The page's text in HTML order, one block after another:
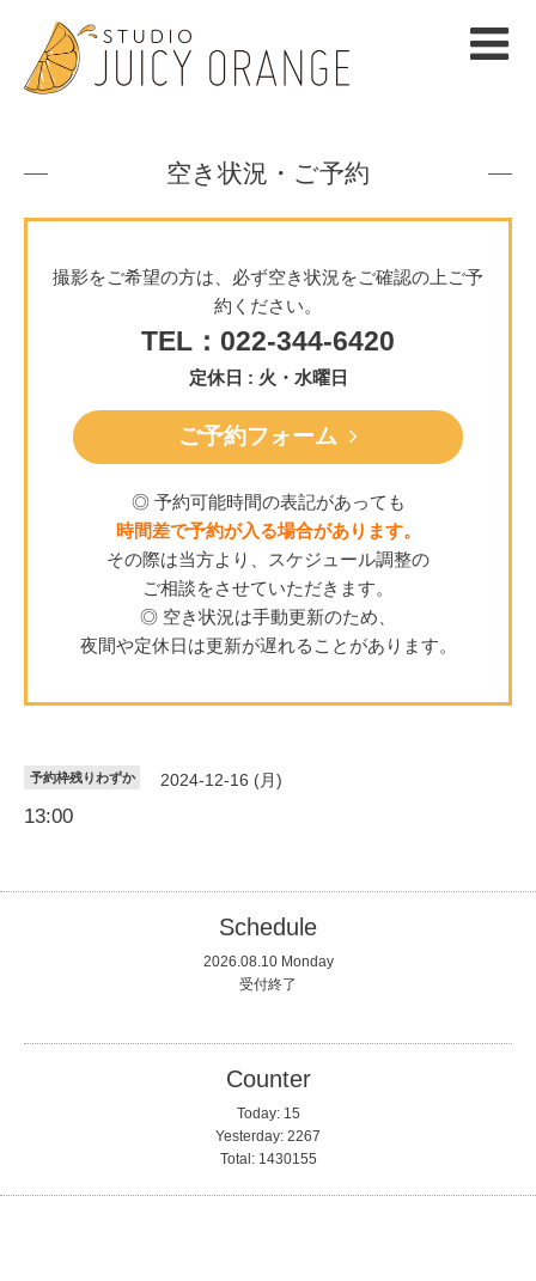
空き状況・ご予約
撮影をご希望の方は、必ず空き状況をご確認の上ご予
約ください。
TEL：022-344-6420
定休日 : 火・水曜日
ご予約フォーム
◎ 予約可能時間の表記があっても
時間差で予約が入る場合があります。
その際は当方より、スケジュール調整の
ご相談をさせていただきます。
◎ 空き状況は手動更新のため、
夜間や定休日は更新が遅れることがあります。
予約枠残りわずか 2024-12-16 (月)
13:00
Schedule
2026.08.10 Monday
受付終了
Counter
Today: 15
Yesterday: 2267
Total: 1430155